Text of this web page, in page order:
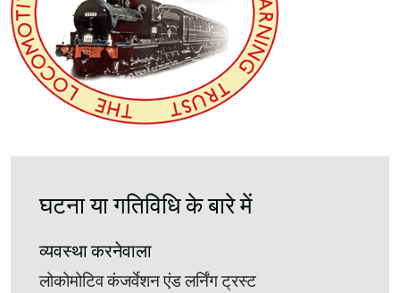
घटना या गतिविधि के बारे में
व्यवस्था करनेवाला
लोकोमोटिव कंजर्वेशन एंड लर्निंग ट्रस्ट